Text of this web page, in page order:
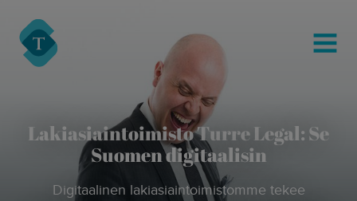
Turre Legal
MENU
Lakiasiaintoimisto Turre Legal: Se
Suomen digitaalisin
Digitaalinen lakiasiaintoimistomme tekee